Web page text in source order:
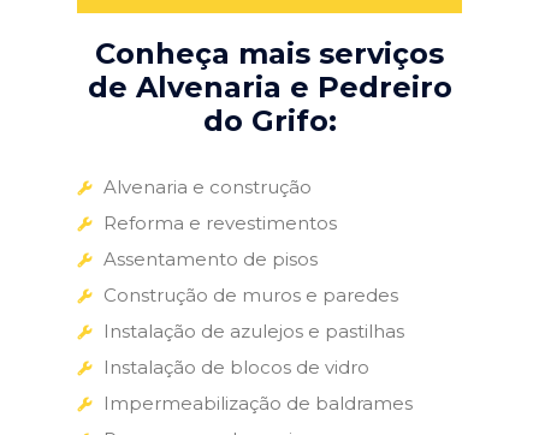
Conheça mais serviços
de Alvenaria e Pedreiro
do Grifo:
Alvenaria e construção
Reforma e revestimentos
Assentamento de pisos
Construção de muros e paredes
Instalação de azulejos e pastilhas
Instalação de blocos de vidro
Impermeabilização de baldrames